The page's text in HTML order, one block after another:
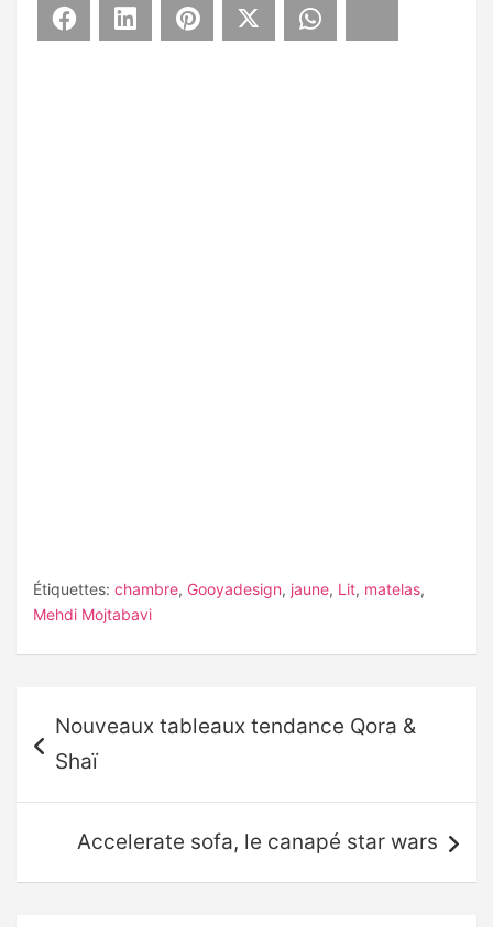
Facebook LinkedIn Pinterest
Étiquettes: chambre, Gooyadesign, jaune, Lit, matelas,
Mehdi Mojtabavi
de
l’article
Nouveaux tableaux tendance Qora &
Shaï
Accelerate sofa, le canapé star wars